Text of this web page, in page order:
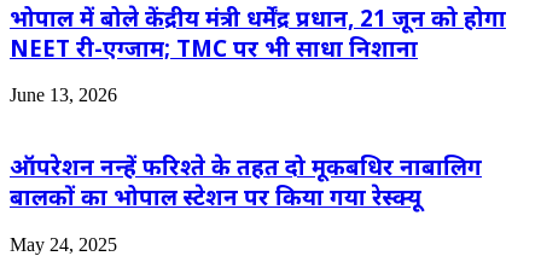
भोपाल में बोले केंद्रीय मंत्री धर्मेंद्र प्रधान, 21 जून को होगा
NEET री-एग्जाम; TMC पर भी साधा निशाना
June 13, 2026
ऑपरेशन नन्हें फरिश्ते के तहत दो मूकबधिर नाबालिग
बालकों का भोपाल स्टेशन पर किया गया रेस्क्यू
May 24, 2025